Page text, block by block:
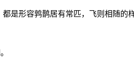
是形容鹑鹊居有常匹，飞则相随的样